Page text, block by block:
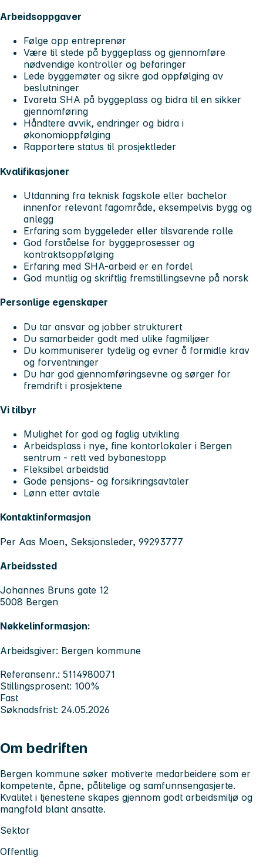
Arbeidsoppgaver
Følge opp entreprenør
Være til stede på byggeplass og gjennomføre
nødvendige kontroller og befaringer
Lede byggemøter og sikre god oppfølging av
beslutninger
Ivareta SHA på byggeplass og bidra til en sikker
gjennomføring
Håndtere avvik, endringer og bidra i
økonomioppfølging
Rapportere status til prosjektleder
Kvalifikasjoner
Utdanning fra teknisk fagskole eller bachelor
innenfor relevant fagområde, eksempelvis bygg og
anlegg
Erfaring som byggeleder eller tilsvarende rolle
God forståelse for byggeprosesser og
kontraktsoppfølging
Erfaring med SHA-arbeid er en fordel
God muntlig og skriftlig fremstillingsevne på norsk
Personlige egenskaper
Du tar ansvar og jobber strukturert
Du samarbeider godt med ulike fagmiljøer
Du kommuniserer tydelig og evner å formidle krav
og forventninger
Du har god gjennomføringsevne og sørger for
fremdrift i prosjektene
Vi tilbyr
Mulighet for god og faglig utvikling
Arbeidsplass i nye, fine kontorlokaler i Bergen
sentrum - rett ved bybanestopp
Fleksibel arbeidstid
Gode pensjons- og forsikringsavtaler
Lønn etter avtale
Kontaktinformasjon
Per Aas Moen, Seksjonsleder, 99293777
Arbeidssted
Johannes Bruns gate 12
5008 Bergen
Nøkkelinformasjon:
Arbeidsgiver: Bergen kommune
Referansenr.: 5114980071
Stillingsprosent: 100%
Fast
Søknadsfrist: 24.05.2026
Om bedriften
Bergen kommune søker motiverte medarbeidere som er
kompetente, åpne, pålitelige og samfunnsengasjerte.
Kvalitet i tjenestene skapes gjennom godt arbeidsmiljø og
mangfold blant ansatte.
Sektor
Offentlig